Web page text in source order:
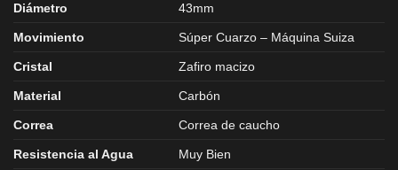
Diámetro
43mm
Movimiento Súper Cuarzo – Máquina Suiza
Cristal Zafiro macizo
Material Carbón
Correa Correa de caucho
Resistencia al Agua Muy Bien